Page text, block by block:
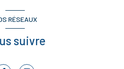
RÉSEAUX
suivre